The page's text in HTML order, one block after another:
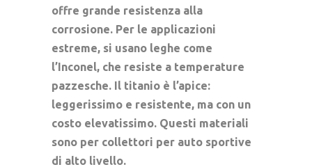
offre grande resistenza alla
corrosione. Per le applicazioni
estreme, si usano leghe come
l’Inconel, che resiste a temperature
pazzesche. Il titanio è l’apice:
leggerissimo e resistente, ma con un
costo elevatissimo. Questi materiali
sono per collettori per auto sportive
di alto livello.